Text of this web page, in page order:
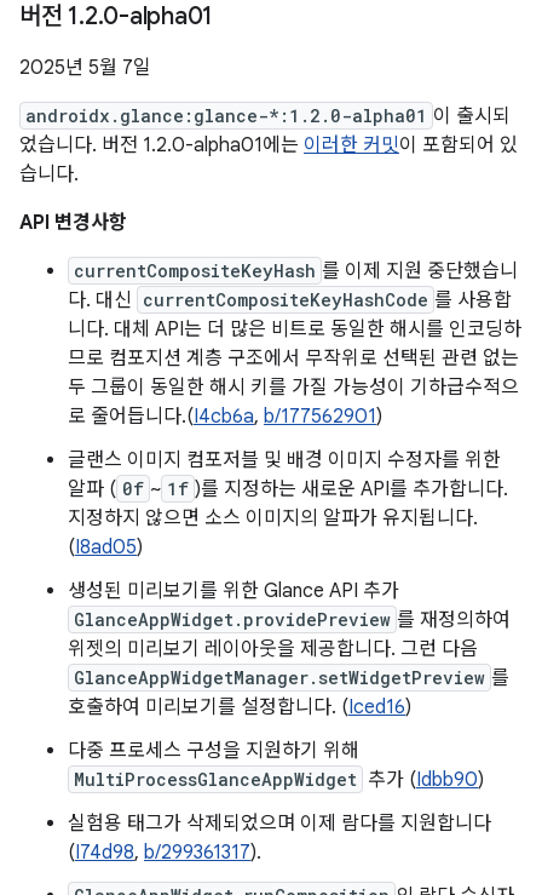
버전 1.2.0-alpha01
2025년 5월 7일
androidx.glance:glance-*:1.2.0-alpha01 이 출시되
었습니다. 버전 1.2.0-alpha01에는 이러한 커밋이 포함되어 있
습니다.
API 변경사항
currentCompositeKeyHash 를 이제 지원 중단했습니
다. 대신 currentCompositeKeyHashCode 를 사용합
니다. 대체 API는 더 많은 비트로 동일한 해시를 인코딩하
므로 컴포지션 계층 구조에서 무작위로 선택된 관련 없는
두 그룹이 동일한 해시 키를 가질 가능성이 기하급수적으
로 줄어듭니다.(I4cb6a, b/177562901)
글랜스 이미지 컴포저블 및 배경 이미지 수정자를 위한
알파 ( 0f ~ 1f )를 지정하는 새로운 API를 추가합니다.
지정하지 않으면 소스 이미지의 알파가 유지됩니다.
(I8ad05)
생성된 미리보기를 위한 Glance API 추가
GlanceAppWidget.providePreview 를 재정의하여
위젯의 미리보기 레이아웃을 제공합니다. 그런 다음
GlanceAppWidgetManager.setWidgetPreview 를
호출하여 미리보기를 설정합니다. (Iced16)
다중 프로세스 구성을 지원하기 위해
MultiProcessGlanceAppWidget 추가 (Idbb90)
실험용 태그가 삭제되었으며 이제 람다를 지원합니다
(I74d98, b/299361317).